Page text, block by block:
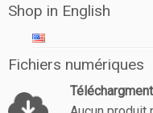
Shop in English
Fichiers numériques